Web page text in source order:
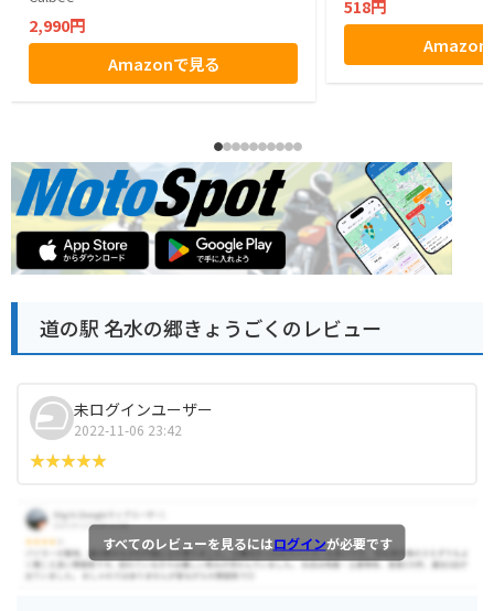
2,990円
Amazonで見る
518円
Amazon
道の駅 名水の郷きょうごくのレビュー
未ログインユーザー
2022-11-06 23:42
すべてのレビューを見るにはログインが必要です